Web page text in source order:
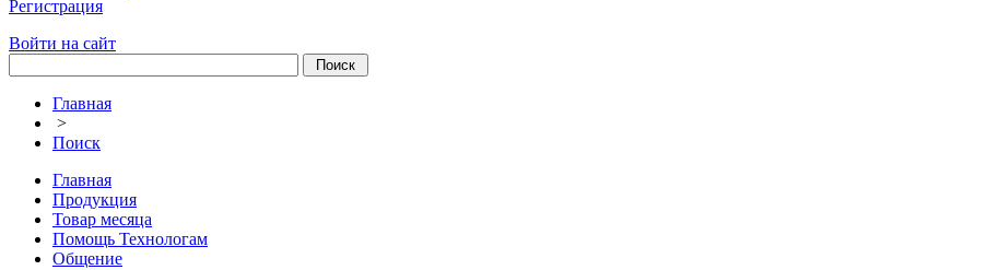
Регистрация
Войти на сайт
Главная
>
Поиск
Главная
Продукция
Товар месяца
Помощь Технологам
Общение